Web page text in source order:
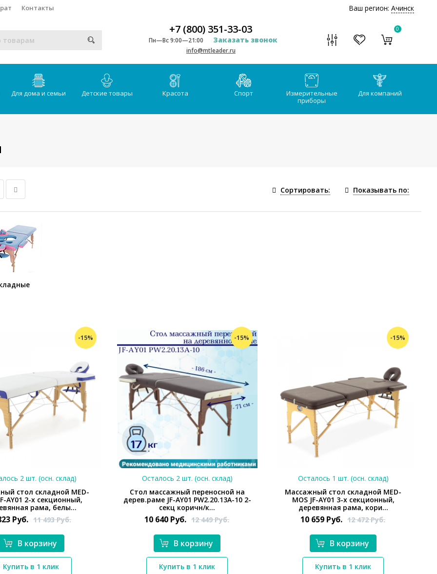
Контакты Ваш регион: Ачинск
+7 (800) 351-33-03
Пн—Вс 9:00—21:00 Заказать звонок
info@mtleader.ru
0
Для дома и семьи Детские товары Красота Спорт
Измерительные
приборы
Для компаний
Сортировать: Показывать по:
-15%
*}
2 шт. (осн. склад)
стол складной MED-
AY01 2-х секционный,
рама, белы...
Руб. 11 493Руб.
В корзину
Купить в 1 клик
-15%
*}
Осталось 2 шт. (осн. склад)
Стол массажный переносной на
дерев.раме JF-AY01 PW2.20.13A-10 2-
секц коричн/к...
10 640 Руб. 12 449Руб.
В корзину
Купить в 1 клик
-15%
*}
Осталось 1 шт. (осн. склад)
Массажный стол складной MED-
MOS JF-AY01 3-х секционный,
деревянная рама, кори...
10 659 Руб. 12 472Руб.
В корзину
Купить в 1 клик